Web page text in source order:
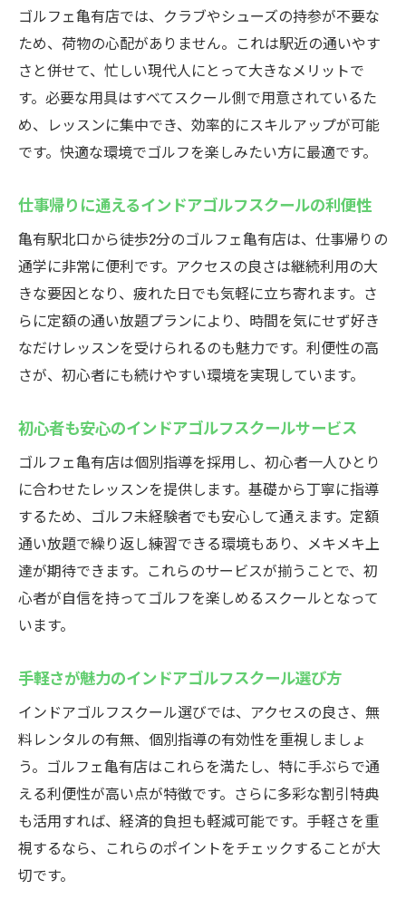
ゴルフェ亀有店では、クラブやシューズの持参が不要な
ため、荷物の心配がありません。これは駅近の通いやす
さと併せて、忙しい現代人にとって大きなメリットで
す。必要な用具はすべてスクール側で用意されているた
め、レッスンに集中でき、効率的にスキルアップが可能
です。快適な環境でゴルフを楽しみたい方に最適です。
仕事帰りに通えるインドアゴルフスクールの利便性
亀有駅北口から徒歩2分のゴルフェ亀有店は、仕事帰りの
通学に非常に便利です。アクセスの良さは継続利用の大
きな要因となり、疲れた日でも気軽に立ち寄れます。さ
らに定額の通い放題プランにより、時間を気にせず好き
なだけレッスンを受けられるのも魅力です。利便性の高
さが、初心者にも続けやすい環境を実現しています。
初心者も安心のインドアゴルフスクールサービス
ゴルフェ亀有店は個別指導を採用し、初心者一人ひとり
に合わせたレッスンを提供します。基礎から丁寧に指導
するため、ゴルフ未経験者でも安心して通えます。定額
通い放題で繰り返し練習できる環境もあり、メキメキ上
達が期待できます。これらのサービスが揃うことで、初
心者が自信を持ってゴルフを楽しめるスクールとなって
います。
手軽さが魅力のインドアゴルフスクール選び方
インドアゴルフスクール選びでは、アクセスの良さ、無
料レンタルの有無、個別指導の有効性を重視しましょ
う。ゴルフェ亀有店はこれらを満たし、特に手ぶらで通
える利便性が高い点が特徴です。さらに多彩な割引特典
も活用すれば、経済的負担も軽減可能です。手軽さを重
視するなら、これらのポイントをチェックすることが大
切です。